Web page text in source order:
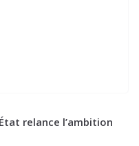
relance l’ambition